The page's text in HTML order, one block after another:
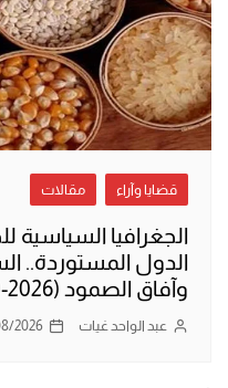
قضايا وآراء مقالات
الدول المستوردة..
وآفاق الصمود (2026-2030)
عبد الواحد غيات 2026